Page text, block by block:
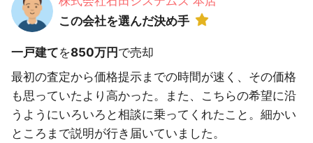
この会社を選んだ決め手
一戸建てを850万円 で売却
最初の査定から価格提示までの時間が速く、その価格
も思っていたより高かった。また、こちらの希望に沿
うようにいろいろと相談に乗ってくれたこと。細かい
ところまで説明が行き届いていました。